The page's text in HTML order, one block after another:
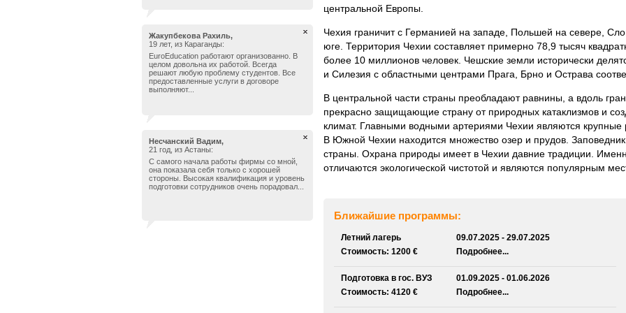
Жакупбекова Рахиль,
19 лет, из Караганды:
EuroEducation работают организованно. В
целом довольна их работой. Всегда
решают любую проблему студентов. Все
предоставленные услуги в договоре
выполняют...
Несчанский Вадим,
21 год, из Астаны:
С самого начала работы фирмы со мной,
она показала себя только с хорошей
стороны. Высокая квалификация и уровень
подготовки сотрудников очень порадовал...
центральной Европы.
Чехия граничит с Германией на западе, Польшей на севере,
юге. Территория Чехии составляет примерно 78,9 тысяч
более 10 миллионов человек. Чешские земли исторически
и Силезия с областными центрами Прага, Брно и Острава
В центральной части страны преобладают равнины, а вдоль
прекрасно защищающие страну от природных катаклизмов и
климат. Главными водными артериями Чехии являются
В Южной Чехии находится множество озер и прудов.
страны. Охрана природы имеет в Чехии давние традиции.
отличаются экологической чистотой и являются популярным
Ближайшие программы:
Летний лагерь
Стоимость: 1200 €
09.07.2025 - 29.07.2025
Подробнее...
Подготовка в гос. ВУЗ
Стоимость: 4120 €
01.09.2025 - 01.06.2026
Подробнее...